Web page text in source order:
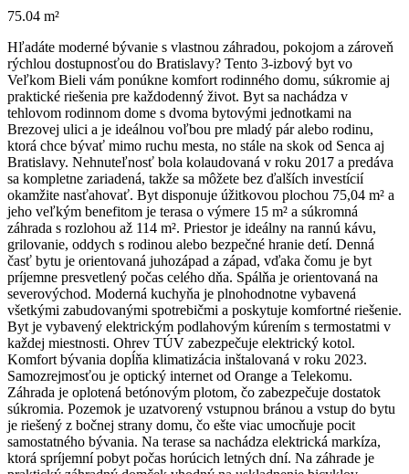
75.04 m²
Hľadáte moderné bývanie s vlastnou záhradou, pokojom a zároveň
rýchlou dostupnosťou do Bratislavy? Tento 3-izbový byt vo
Veľkom Bieli vám ponúkne komfort rodinného domu, súkromie aj
praktické riešenia pre každodenný život. Byt sa nachádza v
tehlovom rodinnom dome s dvoma bytovými jednotkami na
Brezovej ulici a je ideálnou voľbou pre mladý pár alebo rodinu,
ktorá chce bývať mimo ruchu mesta, no stále na skok od Senca aj
Bratislavy. Nehnuteľnosť bola kolaudovaná v roku 2017 a predáva
sa kompletne zariadená, takže sa môžete bez ďalších investícií
okamžite nasťahovať. Byt disponuje úžitkovou plochou 75,04 m² a
jeho veľkým benefitom je terasa o výmere 15 m² a súkromná
záhrada s rozlohou až 114 m². Priestor je ideálny na rannú kávu,
grilovanie, oddych s rodinou alebo bezpečné hranie detí. Denná
časť bytu je orientovaná juhozápad a západ, vďaka čomu je byt
príjemne presvetlený počas celého dňa. Spálňa je orientovaná na
severovýchod. Moderná kuchyňa je plnohodnotne vybavená
všetkými zabudovanými spotrebičmi a poskytuje komfortné riešenie.
Byt je vybavený elektrickým podlahovým kúrením s termostatmi v
každej miestnosti. Ohrev TÚV zabezpečuje elektrický kotol.
Komfort bývania dopĺňa klimatizácia inštalovaná v roku 2023.
Samozrejmosťou je optický internet od Orange a Telekomu.
Záhrada je oplotená betónovým plotom, čo zabezpečuje dostatok
súkromia. Pozemok je uzatvorený vstupnou bránou a vstup do bytu
je riešený z bočnej strany domu, čo ešte viac umocňuje pocit
samostatného bývania. Na terase sa nachádza elektrická markíza,
ktorá spríjemní pobyt počas horúcich letných dní. Na záhrade je